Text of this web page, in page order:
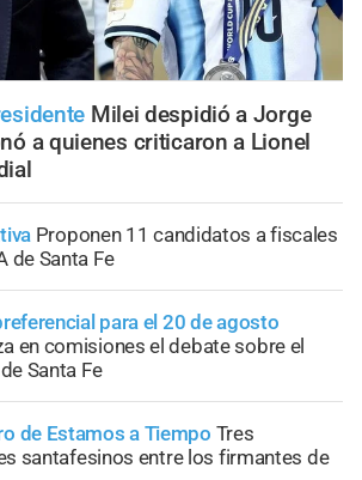
Milei despidió a Jorge
a quienes criticaron a Lionel
Proponen 11 candidatos a fiscales
de Santa Fe
para el 20 de agosto
en comisiones el debate sobre el
Santa Fe
de Estamos a Tiempo Tres
santafesinos entre los firmantes de